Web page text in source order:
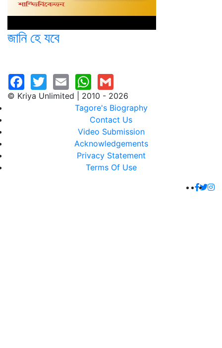
জানি হে যবে
© Kriya Unlimited | 2010 - 2026
Tagore's Biography
Contact Us
Video Submission
Acknowledgements
Privacy Statement
Terms Of Use